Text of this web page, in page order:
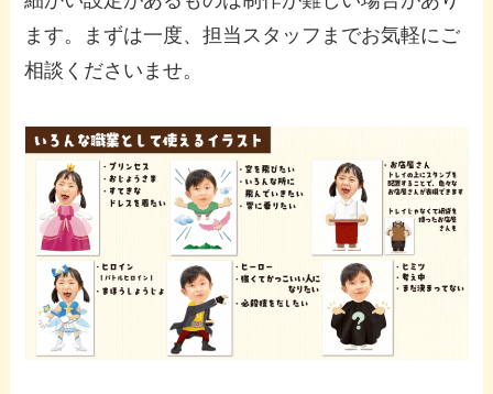
ます。まずは一度、担当スタッフまでお気軽にご
相談くださいませ。